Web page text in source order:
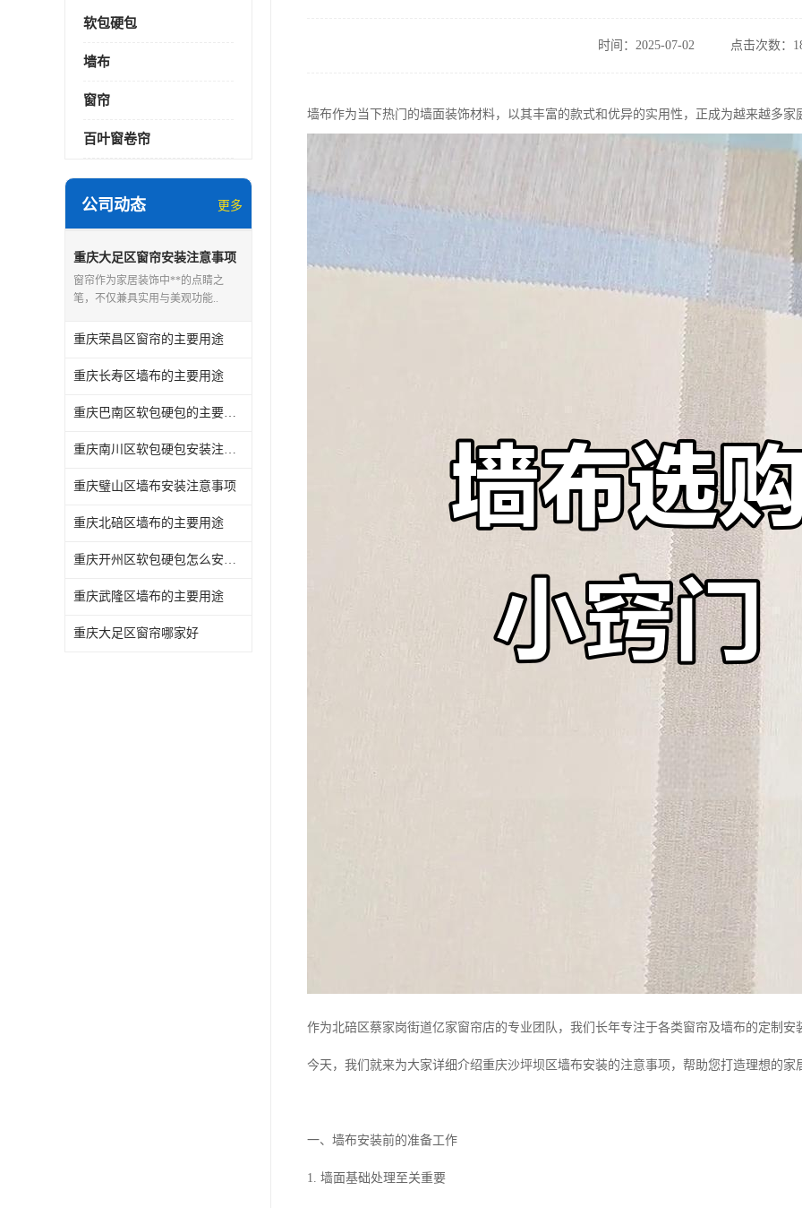
软包硬包
墙布
窗帘
百叶窗卷帘
公司动态 更多
重庆大足区窗帘安装注意事项
窗帘作为家居装饰中**的点睛之
笔，不仅兼具实用与美观功能..
重庆荣昌区窗帘的主要用途
重庆长寿区墙布的主要用途
重庆巴南区软包硬包的主要用途
重庆南川区软包硬包安装注意事项
重庆璧山区墙布安装注意事项
重庆北碚区墙布的主要用途
重庆开州区软包硬包怎么安装与维护
重庆武隆区墙布的主要用途
重庆大足区窗帘哪家好
时间：2025-07-02 点击次数：
墙布作为当下热门的墙面装饰材料，以其丰富的款式和优异的实用性，正成为越来越多家
作为北碚区蔡家岗街道亿家窗帘店的专业团队，我们长年专注于各类窗帘及墙布的定制安
今天，我们就来为大家详细介绍重庆沙坪坝区墙布安装的注意事项，帮助您打造理想的家
一、墙布安装前的准备工作
1. 墙面基础处理至关重要